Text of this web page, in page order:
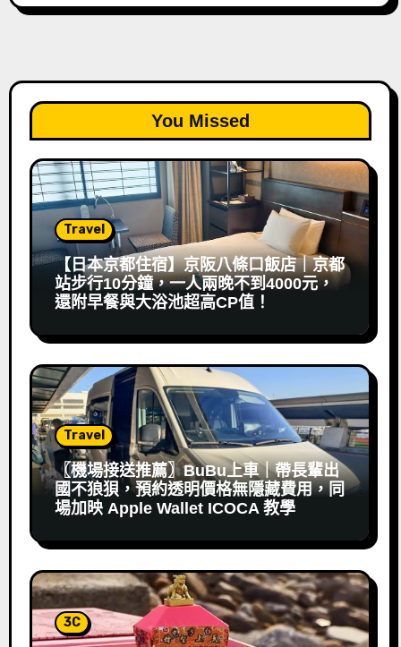
You Missed
Travel
【日本京都住宿】京阪八條口飯店｜京都
站步行10分鐘，一人兩晚不到4000元，
還附早餐與大浴池超高CP值！
Travel
〖機場接送推薦〗BuBu上車｜帶長輩出
國不狼狽，預約透明價格無隱藏費用，同
場加映 Apple Wallet ICOCA 教學
3C